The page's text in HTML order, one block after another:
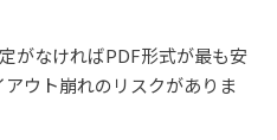
がなければPDF形式が最も安
ウト崩れのリスクがありま